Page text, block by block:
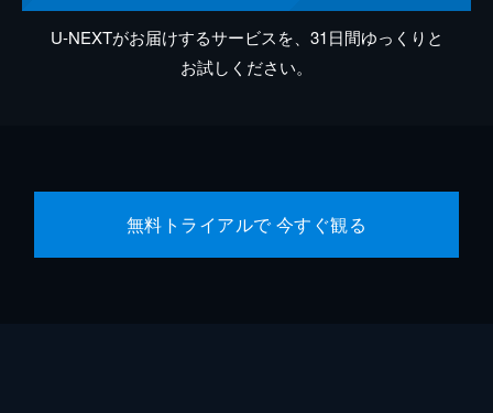
U-NEXTがお届けするサービスを、31日間ゆっくりと
お試しください。
無料トライアルで 今すぐ観る